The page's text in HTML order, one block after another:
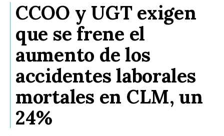
CCOO y UGT exigen
que se frene el
aumento de los
accidentes laborales
mortales en CLM, un
24%